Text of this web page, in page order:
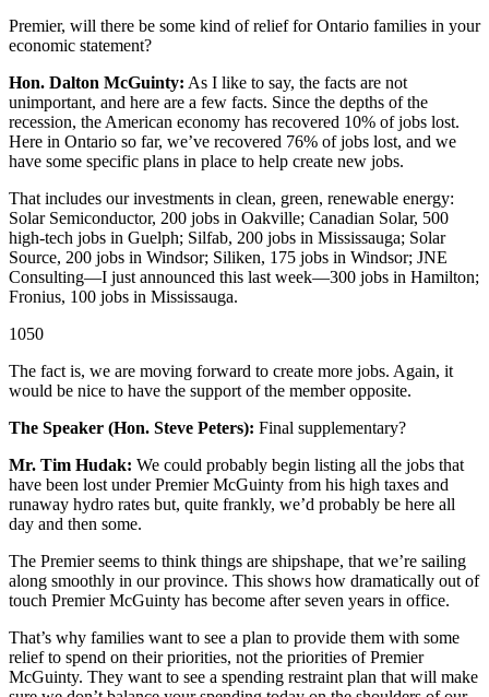
Premier, will there be some kind of relief for Ontario families in your
economic statement?
Hon. Dalton McGuinty: As I like to say, the facts are not
unimportant, and here are a few facts. Since the depths of the
recession, the American economy has recovered 10% of jobs lost.
Here in Ontario so far, we’ve recovered 76% of jobs lost, and we
have some specific plans in place to help create new jobs.
That includes our investments in clean, green, renewable energy:
Solar Semiconductor, 200 jobs in Oakville; Canadian Solar, 500
high-tech jobs in Guelph; Silfab, 200 jobs in Mississauga; Solar
Source, 200 jobs in Windsor; Siliken, 175 jobs in Windsor; JNE
Consulting—I just announced this last week—300 jobs in Hamilton;
Fronius, 100 jobs in Mississauga.
1050
The fact is, we are moving forward to create more jobs. Again, it
would be nice to have the support of the member opposite.
The Speaker (Hon. Steve Peters): Final supplementary?
Mr. Tim Hudak: We could probably begin listing all the jobs that
have been lost under Premier McGuinty from his high taxes and
runaway hydro rates but, quite frankly, we’d probably be here all
day and then some.
The Premier seems to think things are shipshape, that we’re sailing
along smoothly in our province. This shows how dramatically out of
touch Premier McGuinty has become after seven years in office.
That’s why families want to see a plan to provide them with some
relief to spend on their priorities, not the priorities of Premier
McGuinty. They want to see a spending restraint plan that will make